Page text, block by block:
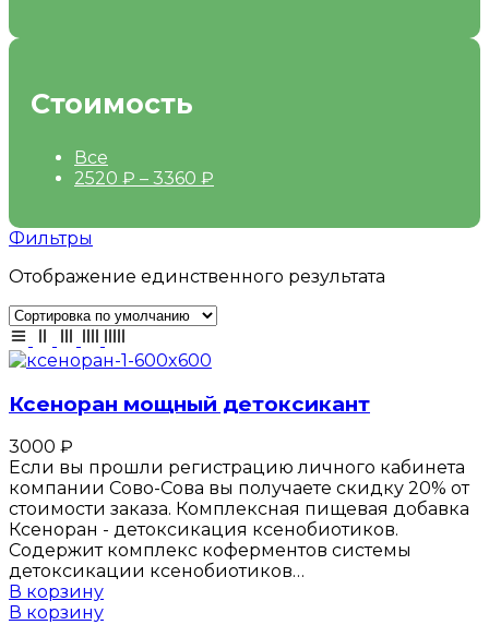
Стоимость
Все
2520 ₽ – 3360 ₽
Фильтры
Отображение единственного результата
Ксеноран мощный детоксикант
3000 ₽
Если вы прошли регистрацию личного кабинета
компании Сово-Сова вы получаете скидку 20% от
стоимости заказа. Комплексная пищевая добавка
Ксеноран - детоксикация ксенобиотиков.
Содержит комплекс коферментов системы
детоксикации ксенобиотиков…
В корзину
В корзину